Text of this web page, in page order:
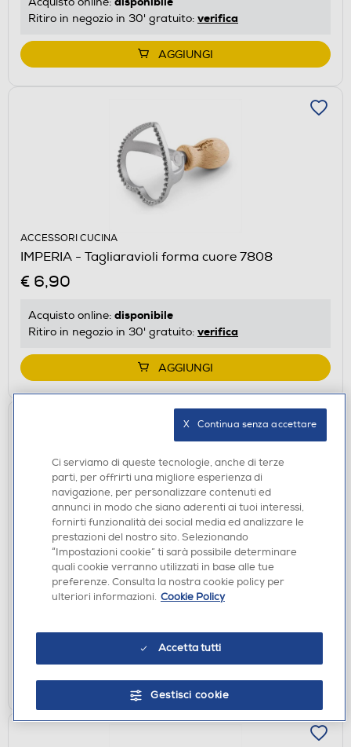
Ritiro in negozio in 30' gratuito: verifica
AGGIUNGI
ACCESSORI CUCINA
IMPERIA - Tagliaravioli forma cuore 7808
€ 6,90
Acquisto online: disponibile
Ritiro in negozio in 30' gratuito: verifica
AGGIUNGI
ACCESSORI CUCINA
SMEG - DCGC01
€ 29,00
non disponibile
VISUALIZZA
Ci serviamo di queste tecnologie, anche di terze
parti, per offrirti una migliore esperienza di
navigazione, per personalizzare contenuti ed
annunci in modo che siano aderenti ai tuoi interessi,
fornirti funzionalità dei social media ed analizzare le
prestazioni del nostro sito. Selezionando
“Impostazioni cookie” ti sarà possibile determinare
quali cookie verranno utilizzati in base alle tue
preferenze. Consulta la nostra cookie policy per
ulteriori informazioni. Cookie Policy
Accetta tutti
Gestisci cookie
X   Continua senza accettare